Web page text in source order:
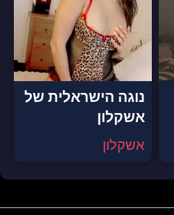
נוגה הישראלית של
אשקלון
אשקלון